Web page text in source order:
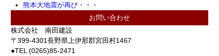
熊本大地震が再び・・・
お問い合わせ
株式会社 南田建設
〒399-4301長野県上伊那郡宮田村1467
●TEL (0265)85-2471